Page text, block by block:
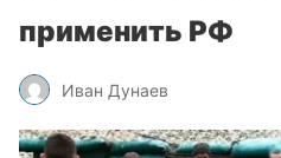
применить РФ
Иван Дунаев